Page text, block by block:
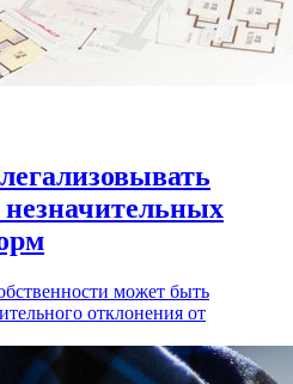
может быть
отклонения от